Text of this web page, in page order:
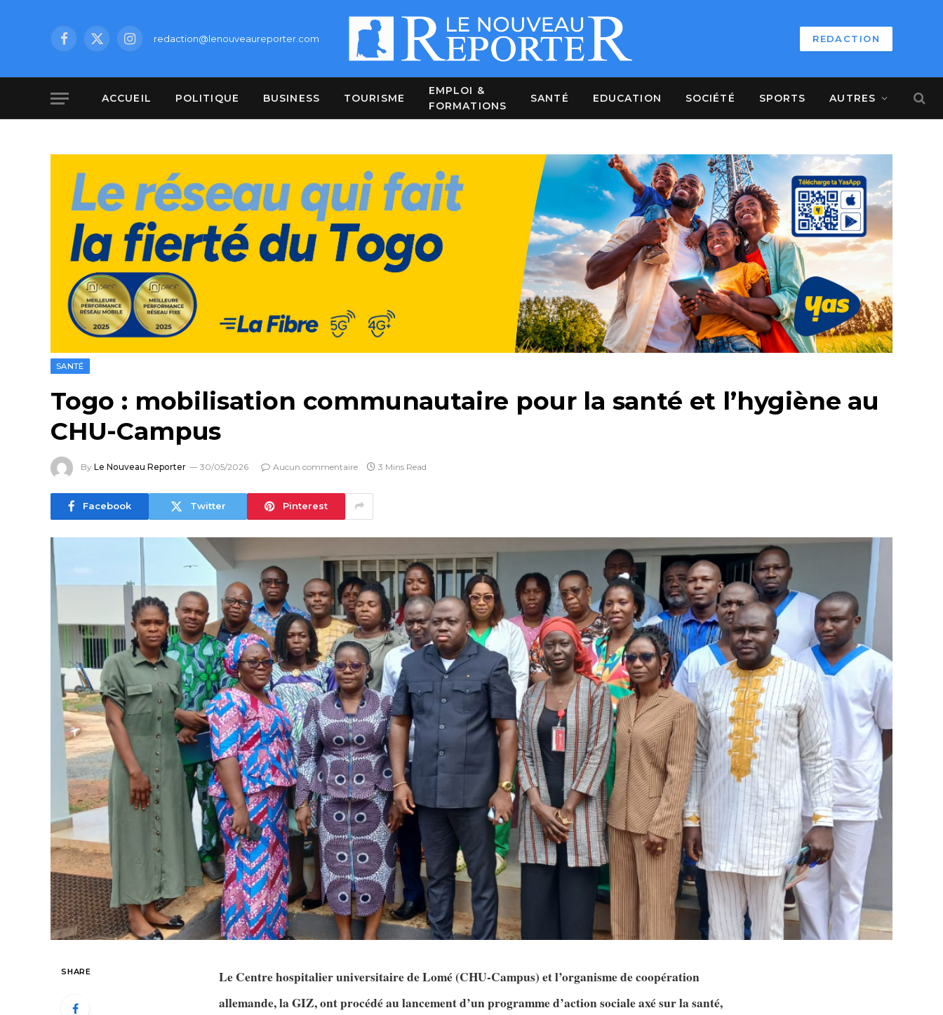
Facebook
X
Instagramredaction@lenouveaureporter.com REDACTION
ACCUEIL POLITIQUE BUSINESS TOURISME
EMPLOI &
FORMATIONS
SANTÉ EDUCATION SOCIÉTÉ SPORTS AUTRES
SANTÉ
Togo : mobilisation communautaire pour la santé et l’hygiène au
CHU-Campus
By Le Nouveau Reporter 30/05/2026 Aucun commentaire 3 Mins Read
Facebook Twitter Pinterest
SHARE
Le Centre hospitalier universitaire de Lomé (CHU-Campus) et l’organisme de coopération
allemande, la GIZ, ont procédé au lancement d’un programme d’action sociale axé sur la santé,